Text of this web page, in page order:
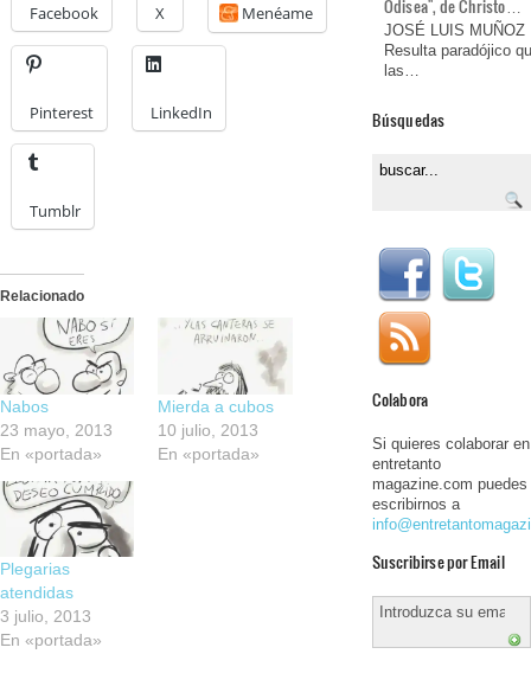
Facebook X Menéame
Pinterest LinkedIn
Tumblr
Relacionado
Nabos
23 mayo, 2013
En «portada»
Mierda a cubos
10 julio, 2013
En «portada»
Plegarias
atendidas
3 julio, 2013
En «portada»
Odisea", de Christo…
JOSÉ LUIS MUÑOZ
Resulta paradójico
las…
Búsquedas
Colabora
Si quieres colaborar en
entretanto
magazine.com puedes
escribirnos a
Suscribirse por Email